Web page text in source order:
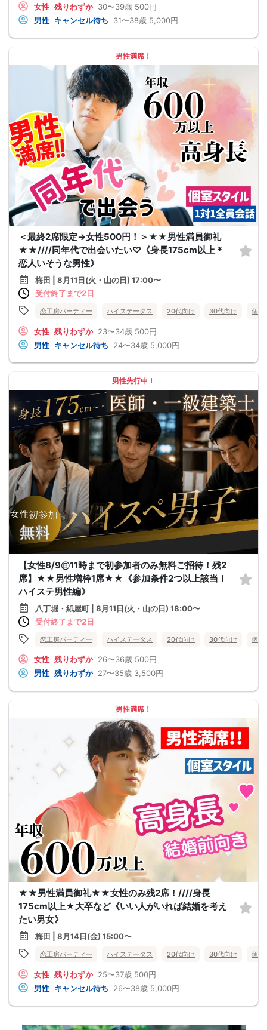
女性 残りわずか 30〜39歳 500円
男性 キャンセル待ち 31〜38歳 5,000円
男性満席！
＜最終2席限定→女性500円！＞★★男性満員御礼
★★////同年代で出会いたい♡《身長175cm以上＊
恋人いそうな男性》
梅田 | 8月11日(火・山の日) 17:00〜
受付終了まで2日
恋工房パーティー ハイステータス 20代向け 30代向け 個室
女性 残りわずか 23〜34歳 500円
男性 キャンセル待ち 24〜34歳 5,000円
男性先行中！
【女性8/9㊐11時まで初参加者のみ無料ご招待！残2
席】★★男性増枠1席★★《参加条件2つ以上該当！
ハイステ男性編》
八丁堀・紙屋町 | 8月11日(火・山の日) 18:00〜
受付終了まで2日
恋工房パーティー ハイステータス 20代向け 30代向け 個室
女性 残りわずか 26〜36歳 500円
男性 残りわずか 27〜35歳 3,500円
男性満席！
★★男性満員御礼★★女性のみ残2席！////身長
175cm以上★大卒など《いい人がいれば結婚を考え
たい男女》
梅田 | 8月14日(金) 15:00〜
恋工房パーティー ハイステータス 20代向け 30代向け 個室
女性 残りわずか 25〜37歳 500円
男性 キャンセル待ち 26〜38歳 5,000円